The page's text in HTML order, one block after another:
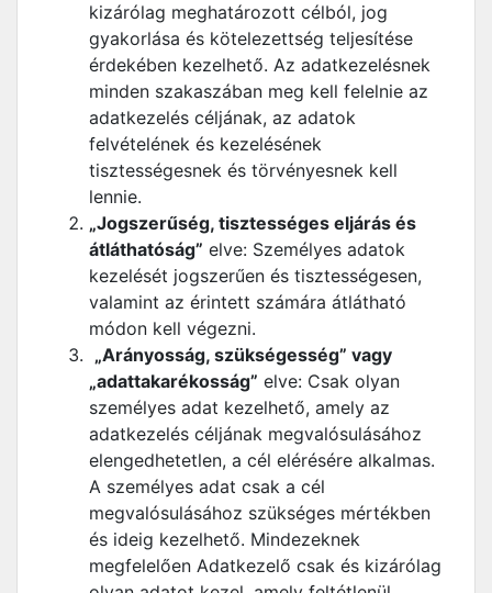
kizárólag meghatározott célból, jog
gyakorlása és kötelezettség teljesítése
érdekében kezelhető. Az adatkezelésnek
minden szakaszában meg kell felelnie az
adatkezelés céljának, az adatok
felvételének és kezelésének
tisztességesnek és törvényesnek kell
lennie.
„Jogszerűség, tisztességes eljárás és
átláthatóság” elve: Személyes adatok
kezelését jogszerűen és tisztességesen,
valamint az érintett számára átlátható
módon kell végezni.
„Arányosság, szükségesség” vagy
„adattakarékosság” elve: Csak olyan
személyes adat kezelhető, amely az
adatkezelés céljának megvalósulásához
elengedhetetlen, a cél elérésére alkalmas.
A személyes adat csak a cél
megvalósulásához szükséges mértékben
és ideig kezelhető. Mindezeknek
megfelelően Adatkezelő csak és kizárólag